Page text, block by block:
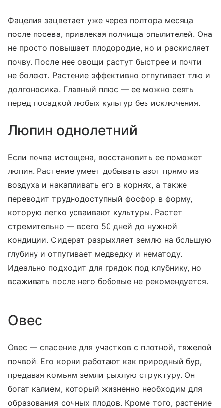
Фацелия зацветает уже через полтора месяца
после посева, привлекая полчища опылителей. Она
не просто повышает плодородие, но и раскисляет
почву. После нее овощи растут быстрее и почти
не болеют. Растение эффективно отпугивает тлю и
долгоносика. Главный плюс — ее можно сеять
перед посадкой любых культур без исключения.
Люпин однолетний
Если почва истощена, восстановить ее поможет
люпин. Растение умеет добывать азот прямо из
воздуха и накапливать его в корнях, а также
переводит труднодоступный фосфор в форму,
которую легко усваивают культуры. Растет
стремительно — всего 50 дней до нужной
кондиции. Сидерат разрыхляет землю на большую
глубину и отпугивает медведку и нематоду.
Идеально подходит для грядок под клубнику, но
всаживать после него бобовые не рекомендуется.
Овес
Овес — спасение для участков с плотной, тяжелой
почвой. Его корни работают как природный бур,
предавая комьям земли рыхлую структуру. Он
богат калием, который жизненно необходим для
образования сочных плодов. Кроме того, растение